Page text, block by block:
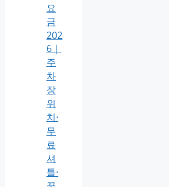
요
금
202
6｜
주
차
장
위
치·
무
료
셔
틀·